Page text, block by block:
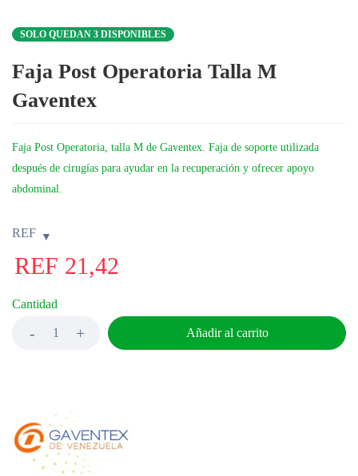
SOLO QUEDAN 3 DISPONIBLES
Faja Post Operatoria Talla M
Gaventex
Faja Post Operatoria, talla M de Gaventex. Faja de soporte utilizada
después de cirugías para ayudar en la recuperación y ofrecer apoyo
abdominal.
REF
REF 21,42
Cantidad
Añadir al carrito